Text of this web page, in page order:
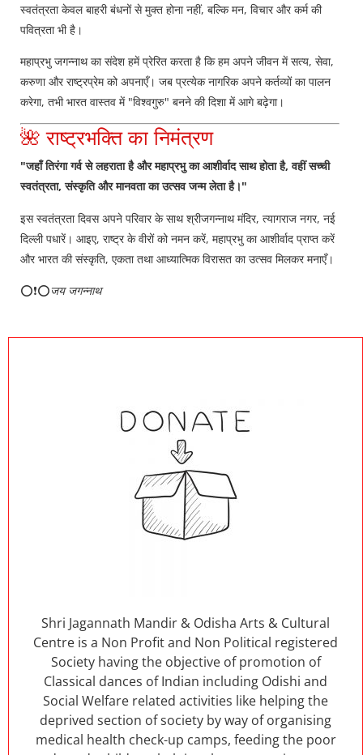
स्वतंत्रता केवल बाहरी बंधनों से मुक्त होना नहीं, बल्कि मन, विचार और कर्म की
पवित्रता भी है।
महाप्रभु जगन्नाथ का संदेश हमें प्रेरित करता है कि हम अपने जीवन में सत्य, सेवा,
करुणा और राष्ट्रप्रेम को अपनाएँ। जब प्रत्येक नागरिक अपने कर्तव्यों का पालन
करेगा, तभी भारत वास्तव में "विश्वगुरु" बनने की दिशा में आगे बढ़ेगा।
🌺 राष्ट्रभक्ति का निमंत्रण
"जहाँ तिरंगा गर्व से लहराता है और महाप्रभु का आशीर्वाद साथ होता है, वहीं सच्ची
स्वतंत्रता, संस्कृति और मानवता का उत्सव जन्म लेता है।"
इस स्वतंत्रता दिवस अपने परिवार के साथ श्रीजगन्नाथ मंदिर, त्यागराज नगर, नई
दिल्ली पधारें। आइए, राष्ट्र के वीरों को नमन करें, महाप्रभु का आशीर्वाद प्राप्त करें
और भारत की संस्कृति, एकता तथा आध्यात्मिक विरासत का उत्सव मिलकर मनाएँ।
⭕❗⭕जय जगन्नाथ
Shri Jagannath Mandir & Odisha Arts & Cultural
Centre is a Non Profit and Non Political registered
Society having the objective of promotion of
Classical dances of Indian including Odishi and
Social Welfare related activities like helping the
deprived section of society by way of organising
medical health check-up camps, feeding the poor